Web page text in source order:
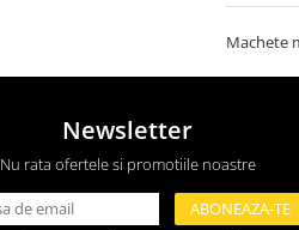
Machete
Newsletter
Nu rata ofertele si promotiile noastre